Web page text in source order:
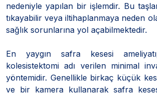
nedeniyle yapılan bir işlemdir. Bu
tıkayabilir veya iltihaplanmaya neden
sağlık sorunlarına yol açabilmektedir.
En yaygın safra kesesi
kolesistektomi adı verilen minimal
yöntemidir. Genellikle birkaç küçük
ve bir kamera kullanarak safra